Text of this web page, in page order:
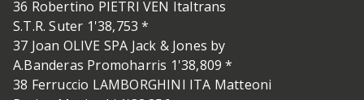
36 Robertino PIETRI VEN Italtrans
S.T.R. Suter 1'38,753 *
37 Joan OLIVE SPA Jack & Jones by
A.Banderas Promoharris 1'38,809 *
38 Ferruccio LAMBORGHINI ITA Matteoni